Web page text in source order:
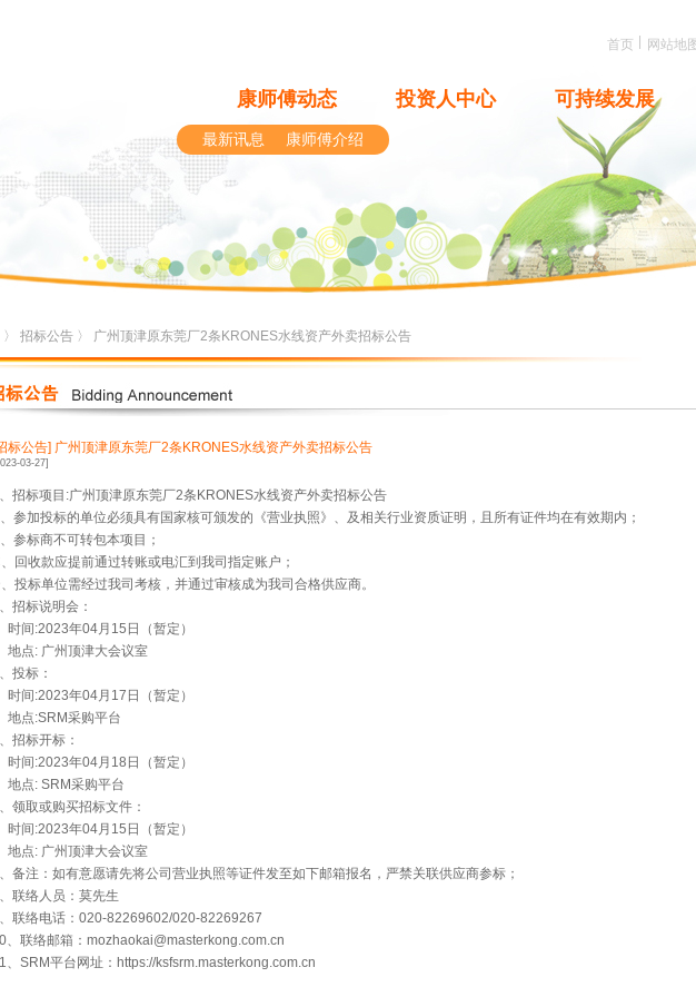
首页 网站地图
康师傅动态 投资人中心 可持续发展
最新讯息 康师傅介绍
〉 招标公告 〉 广州顶津原东莞厂2条KRONES水线资产外卖招标公告
标公告] 广州顶津原东莞厂2条KRONES水线资产外卖招标公告
03-27]
招标项目:广州顶津原东莞厂2条KRONES水线资产外卖招标公告
参加投标的单位必须具有国家核可颁发的《营业执照》、及相关行业资质证明，且所有证件均在有效期内；
参标商不可转包本项目；
回收款应提前通过转账或电汇到我司指定账户；
投标单位需经过我司考核，并通过审核成为我司合格供应商。
招标说明会：
间:2023年04月15日（暂定）
点: 广州顶津大会议室
投标：
间:2023年04月17日（暂定）
点:SRM采购平台
招标开标：
间:2023年04月18日（暂定）
点: SRM采购平台
领取或购买招标文件：
间:2023年04月15日（暂定）
点: 广州顶津大会议室
备注：如有意愿请先将公司营业执照等证件发至如下邮箱报名，严禁关联供应商参标；
联络人员：莫先生
联络电话：020-82269602/020-82269267
、联络邮箱：mozhaokai@masterkong.com.cn
、SRM平台网址：https://ksfsrm.masterkong.com.cn